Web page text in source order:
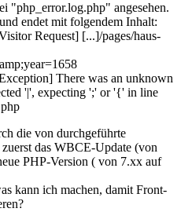
"php_error.log.php" angesehen.
endet mit folgendem Inhalt:
Request] [...]/pages/haus-
There was an unknown
'|', expecting ';' or '{' in line
die von durchgeführte
das WBCE-Update (von
PHP-Version ( von 7.xx auf
kann ich machen, damit Front-